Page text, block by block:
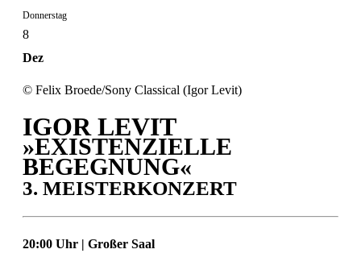
Donnerstag
8
Dez
© Felix Broede/Sony Classical (Igor Levit)
IGOR LEVIT
»EXISTENZIELLE
BEGEGNUNG«
3. MEISTERKONZERT
20:00 Uhr | Großer Saal